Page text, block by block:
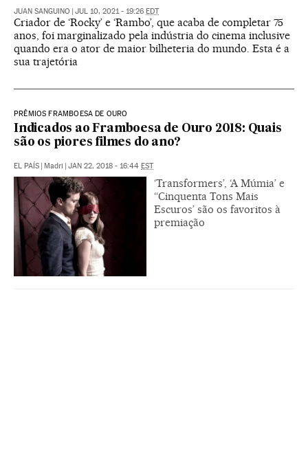
JUAN SANGUINO JUL 10, 2021 - 19:26 EDT
Criador de ‘Rocky’ e ‘Rambo’, que acaba de completar 75
anos, foi marginalizado pela indústria do cinema inclusive
quando era o ator de maior bilheteria do mundo. Esta é a
sua trajetória
PRÊMIOS FRAMBOESA DE OURO
Indicados ao Framboesa de Ouro 2018: Quais
são os piores filmes do ano?
EL PAÍS Madri JAN 22, 2018 - 16:44 EST
‘Transformers’, ‘A Múmia’ e
“Cinquenta Tons Mais
Escuros’ são os favoritos à
premiação